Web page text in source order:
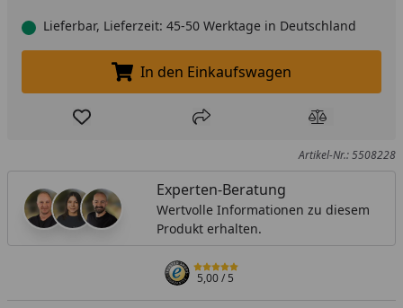
Lieferbar, Lieferzeit: 45-50 Werktage in Deutschland
In den Einkaufswagen legen
In den Einkaufswagen
Produkt zur Wunschliste hinzufügen
Teilen Produkt
Artikel-Nr.: 5508228
Experten-Beratung
Wertvolle Informationen zu diesem
Produkt erhalten.
5,00/ 5